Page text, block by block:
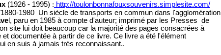
(1926 - 1995) : http://toulonbonnafouxsouvenirs.simplesite.com/
1980 Un siècle de transports en commun dans l'agglomération
l, paru en 1985 à compte d'auteur; imprimé par les Presses de
site lui doit beaucoup car la majorité des pages consacrées à
documentée à partir de ce livre. Ce livre a été l'élément
en suis à jamais très reconnaissant..